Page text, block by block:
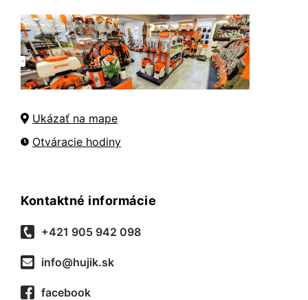
Ukázať na mape
Otváracie hodiny
Kontaktné informácie
+421 905 942 098
info@hujik.sk
facebook